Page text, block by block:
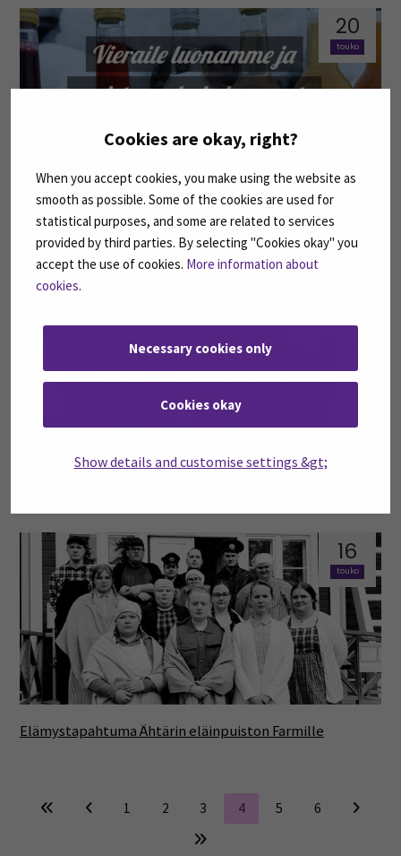
Cookies are okay, right?
When you accept cookies, you make using the website as
smooth as possible. Some of the cookies are used for
statistical purposes, and some are related to services
provided by third parties. By selecting "Cookies okay" you
accept the use of cookies. More information about
cookies.
Necessary cookies only
Cookies okay
Show details and customise settings &gt;
20
touko
Virkeänä viikonloppuun villiyrttien ja koivunmahlan
voimalla
Tietoa, taitoa ja rohkeutta kansainväliseltä
16
touko
Elämystapahtuma Ähtärin eläinpuiston Farmille
1 2 3 4 5 6